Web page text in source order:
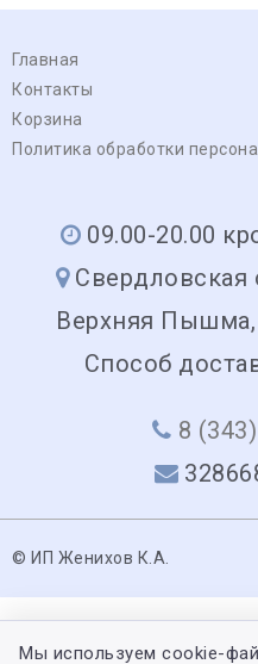
Главная
Контакты
Корзина
Политика обработки
09.00-20.00
Свердловская
Верхняя Пышма,
Способ
8
© ИП Женихов К.А.
Мы используем cookie-